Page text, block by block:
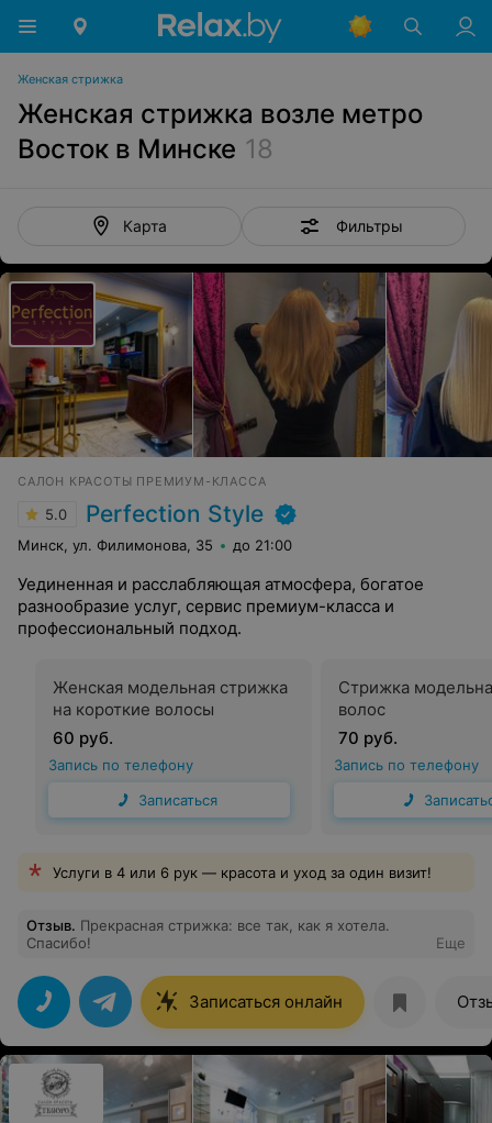
Женская стрижка
Женская стрижка возле метро
Восток в Минске 18
Карта Фильтры
САЛОН КРАСОТЫ ПРЕМИУМ-КЛАССА
5.0 Perfection Style
Минск, ул. Филимонова, 35 до 21:00
Уединенная и расслабляющая атмосфера, богатое
разнообразие услуг, сервис премиум-класса и
профессиональный подход.
Женская модельная стрижка
на короткие волосы
60 руб.
Запись по телефону
Записаться
Стрижка
волос
70 руб.
Запись по телефону
Услуги в 4 или 6 рук — красота и уход за один визит!
Отзыв. Прекрасная стрижка: все так, как я хотела.
Спасибо!
Еще
Записаться онлайн